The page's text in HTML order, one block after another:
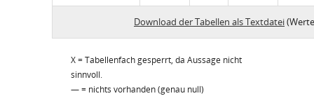
Download der Tabellen als Textdatei
X = Tabellenfach gesperrt, da Aussage nicht
sinnvoll.
— = nichts vorhanden (genau null)